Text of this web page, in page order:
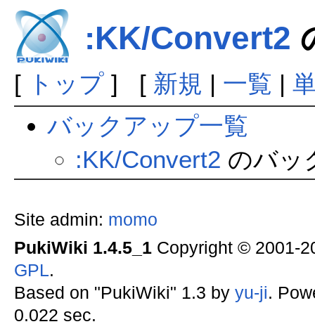
:KK/Convert2
[ トップ] [ 新規 | 一覧 |
バックアップ一覧
:KK/Convert2 のバッ
Site admin: momo
PukiWiki 1.4.5_1Copyright © 2001-
GPL.
Based on "PukiWiki" 1.3 by yu-ji.
0.022 sec.